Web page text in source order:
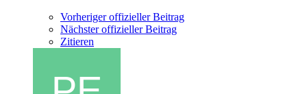
Vorheriger offizieller Beitrag
Nächster offizieller Beitrag
Zitieren